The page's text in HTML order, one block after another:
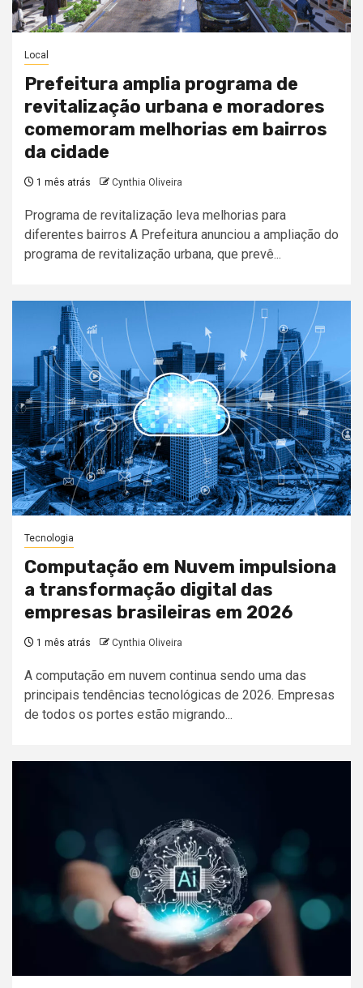
Local
Prefeitura amplia programa de
revitalização urbana e moradores
comemoram melhorias em bairros
da cidade
1 mês atrás Cynthia Oliveira
Programa de revitalização leva melhorias para
diferentes bairros A Prefeitura anunciou a ampliação do
programa de revitalização urbana, que prevê...
Tecnologia
Computação em Nuvem impulsiona
a transformação digital das
empresas brasileiras em 2026
1 mês atrás Cynthia Oliveira
A computação em nuvem continua sendo uma das
principais tendências tecnológicas de 2026. Empresas
de todos os portes estão migrando...